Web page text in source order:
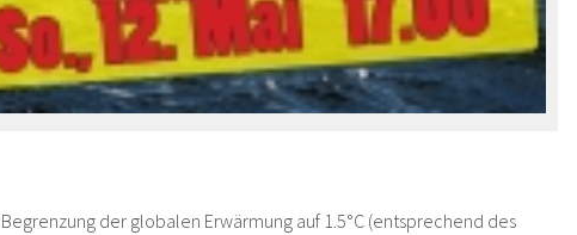
der globalen Erwärmung auf 1.5°C (entsprechend des